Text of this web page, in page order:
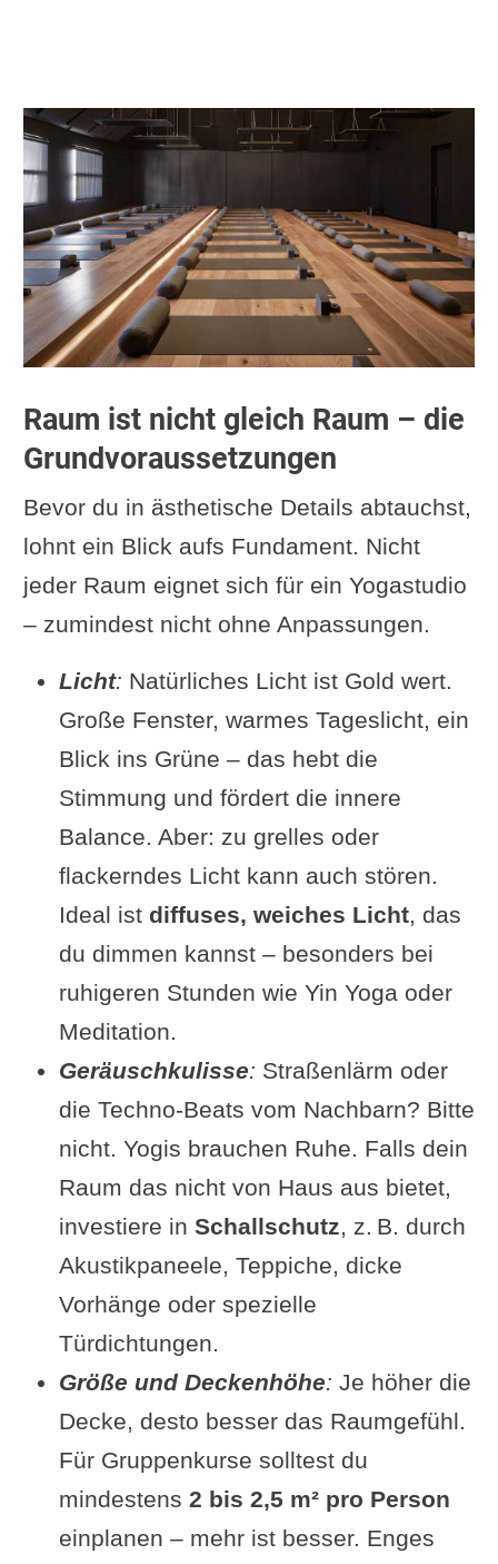
Raum ist nicht gleich Raum – die
Grundvoraussetzungen
Bevor du in ästhetische Details abtauchst,
lohnt ein Blick aufs Fundament. Nicht
jeder Raum eignet sich für ein Yogastudio
– zumindest nicht ohne Anpassungen.
Licht: Natürliches Licht ist Gold wert.
Große Fenster, warmes Tageslicht, ein
Blick ins Grüne – das hebt die
Stimmung und fördert die innere
Balance. Aber: zu grelles oder
flackerndes Licht kann auch stören.
Ideal ist diffuses, weiches Licht, das
du dimmen kannst – besonders bei
ruhigeren Stunden wie Yin Yoga oder
Meditation.
Geräuschkulisse: Straßenlärm oder
die Techno-Beats vom Nachbarn? Bitte
nicht. Yogis brauchen Ruhe. Falls dein
Raum das nicht von Haus aus bietet,
investiere in Schallschutz , z. B. durch
Akustikpaneele, Teppiche, dicke
Vorhänge oder spezielle
Türdichtungen.
Größe und Deckenhöhe: Je höher die
Decke, desto besser das Raumgefühl.
Für Gruppenkurse solltest du
mindestens 2 bis 2,5 m² pro Person
einplanen – mehr ist besser. Enges